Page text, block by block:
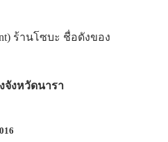
ร้านโซบะ ชื่อดังของ
จังหวัดนารา